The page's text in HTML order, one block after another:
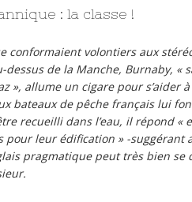
: la classe !
conformaient volontiers aux
dessus de la Manche, Burnaby, «
», allume un cigare pour s’aider
bateaux de pêche français lui
recueilli dans l’eau, il répond «
pour leur édification » -suggérant
pragmatique peut très bien